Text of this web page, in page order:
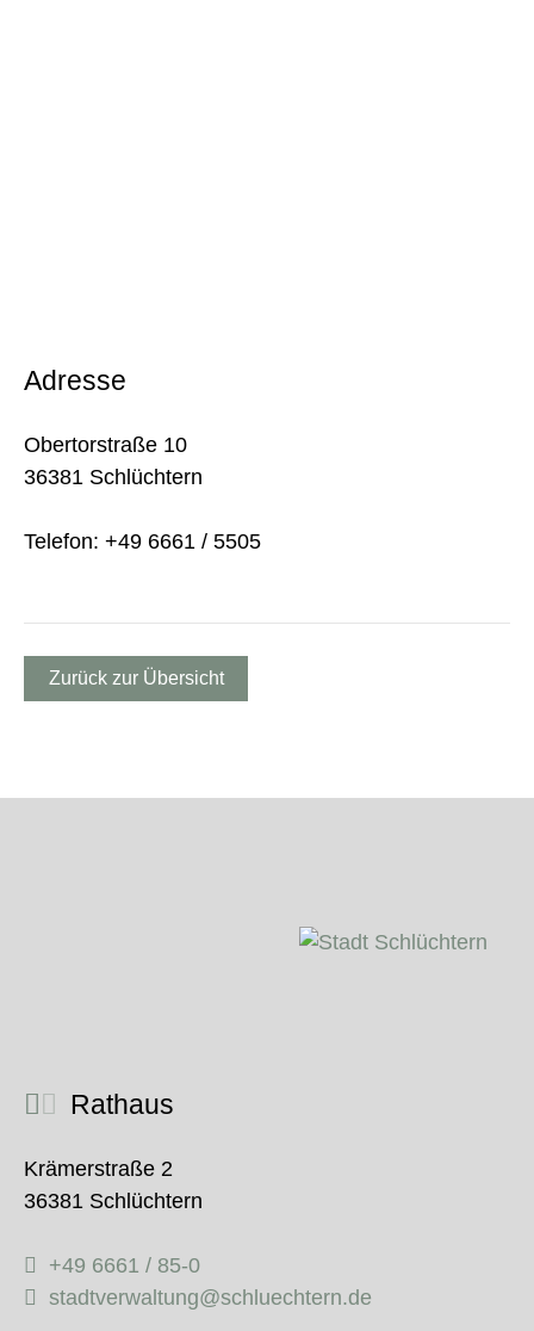
Adresse
Obertorstraße 10
36381 Schlüchtern
Telefon: +49 6661 / 5505
Zurück zur Übersicht
Rathaus
Krämerstraße 2
36381 Schlüchtern
+49 6661 / 85-0
stadtverwaltung@schluechtern.de